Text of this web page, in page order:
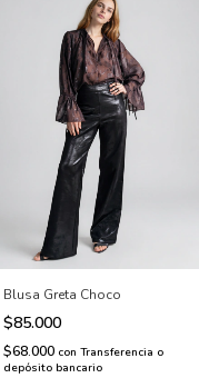
Blusa Greta Choco
$85.000
$68.000 con Transferencia o
depósito bancario